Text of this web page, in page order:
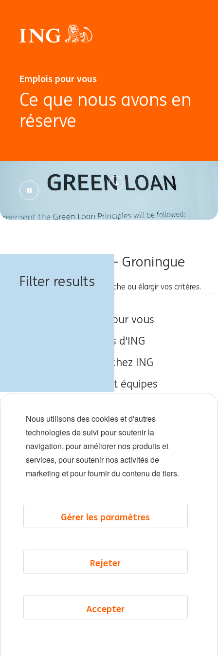
Emplois pour vous
Ce que nous avons en
réserve
Filter results
Offres d'emploi - Groningue
Veuillez saisir une nouvelle recherche ou élargir vos critères.
Emplois pour vous
À propos d'ING
Travailler chez ING
Expertise et équipes
Diversité et inclusion
Localisations
Événements
LinkedIn
Plan du site
Déclaration sur les cookies
Cookie management
Nous utilisons des cookies et d'autres
technologies de suivi pour soutenir la
navigation, pour améliorer nos produits et
services, pour soutenir nos activités de
marketing et pour fournir du contenu de tiers.
Accepter
Rejeter
Gérer les paramètres